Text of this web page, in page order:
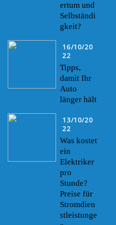
ertum und
Selbständi
gkeit?
16/10/20
22
Tipps,
damit Ihr
Auto
länger hält
13/10/20
22
Was kostet
ein
Elektriker
pro
Stunde?
Preise für
Stromdien
stleistunge